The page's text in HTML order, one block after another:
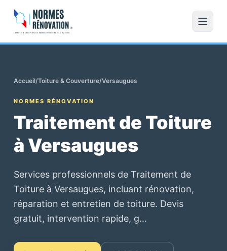
Accueil/Toiture & Couverture/Versaugues
NORMES RÉNOVATION
Traitement de Toiture
à Versaugues
Services professionnels de Traitement de
Toiture à Versaugues, incluant rénovation,
réparation et entretien de toiture. Devis
gratuit, intervention rapide, g…